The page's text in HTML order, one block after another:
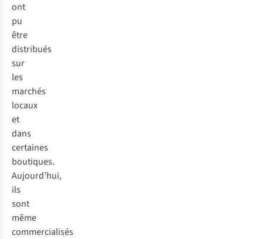
ont
pu
être
distribués
sur
les
marchés
locaux
et
dans
certaines
boutiques.
Aujourd’hui,
ils
sont
même
commercialisés